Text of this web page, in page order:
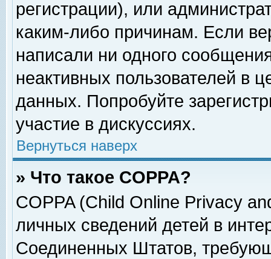
регистрации), или
каким-либо причинам. Если
написали ни одного
неактивных пользователей в
данных. Попробуйте
участие в дискуссиях.
Вернуться наверх
» Что такое COPPA?
COPPA (Child Online Privacy
личных сведений детей в
Соединенных Штатов,